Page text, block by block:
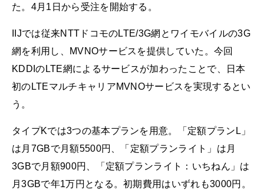
た。4月1日から受注を開始する。
IIJでは従来NTTドコモのLTE/3G網とワイモバイルの3G
網を利用し、MVNOサービスを提供していた。今回
KDDIのLTE網によるサービスが加わったことで、日本
初のLTEマルチキャリアMVNOサービスを実現するとい
う。
タイプKでは3つの基本プランを用意。「定額プランL」
は月7GBで月額5500円、「定額プランライト」は月
3GBで月額900円、「定額プランライト：いちねん」は
月3GBで年1万円となる。初期費用はいずれも3000円。